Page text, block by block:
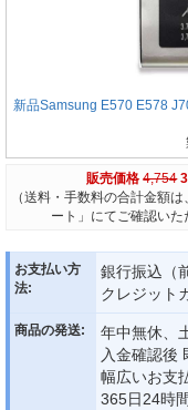
新品Samsung E570 E578
販売価格 4,754
（送料・手数料の合計金額
ート」にてご確認いた
お支払い方
法:
銀行振込（
クレジット
商品の発送:
年中無休、
入金確認後
幅広いお支
365日24時